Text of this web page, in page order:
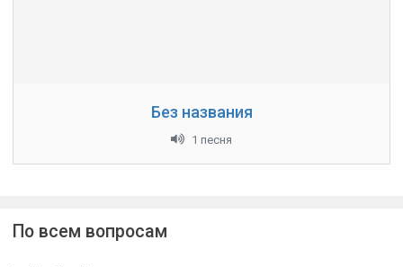
Без названия
1 песня
По всем вопросам